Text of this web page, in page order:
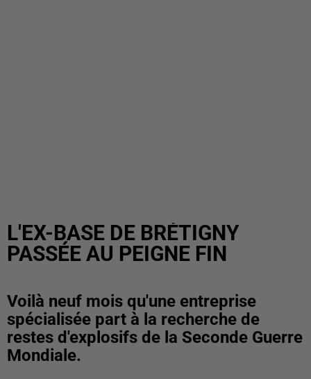
L'EX-BASE DE BRÉTIGNY
PASSÉE AU PEIGNE FIN
Voilà neuf mois qu'une entreprise
spécialisée part à la recherche de
restes d'explosifs de la Seconde Guerre
Mondiale.